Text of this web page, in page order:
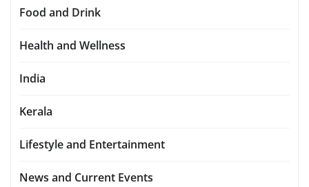
Food and Drink
Health and Wellness
India
Kerala
Lifestyle and Entertainment
News and Current Events